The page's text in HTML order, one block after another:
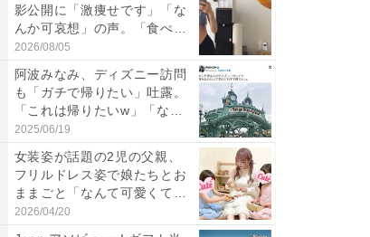
影公開に「激痩せです」「な
んか可哀想」の声。「食べら
れ...
2026/08/05
阿波みなみ、ディズニー訪問
も「ガチで帰りたい」吐露。
「これは帰りたいw」「なん
ち...
2025/06/19
女装姿が話題の2児の父親、
フリルドレス姿で娘たちとお
ままごと「なんて可愛くて平
和...
2026/04/20